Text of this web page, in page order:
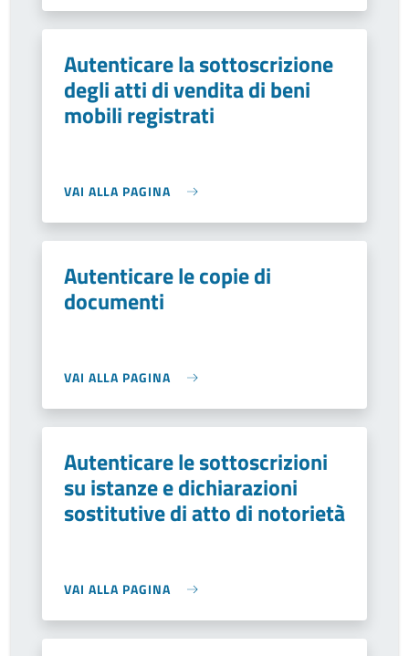
Autenticare la sottoscrizione
degli atti di vendita di beni
mobili registrati
VAI ALLA PAGINA
Autenticare le copie di
documenti
VAI ALLA PAGINA
Autenticare le sottoscrizioni
su istanze e dichiarazioni
sostitutive di atto di notorietà
VAI ALLA PAGINA